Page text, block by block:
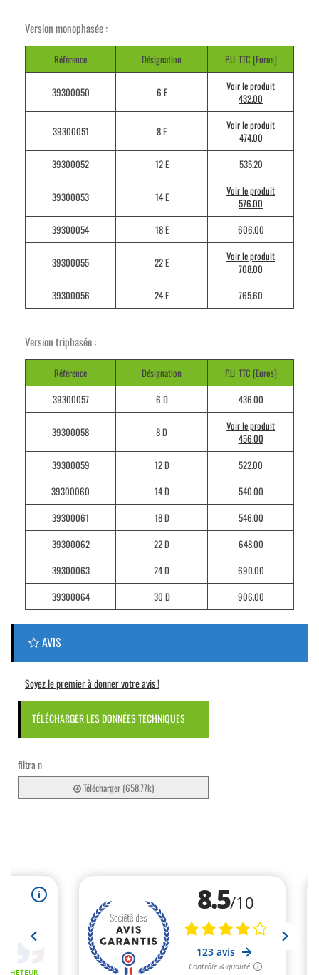
Version monophasée :
Référence Désignation P.U. TTC [Euros]
39300050 6 E
Voir le produit
432.00
39300051 8 E
Voir le produit
474.00
39300052
12 E 535.20
39300053 14 E
Voir le produit
576.00
39300054
18 E 606.00
39300055 22 E
Voir le produit
708.00
39300056
24 E 765.60
Version triphasée :
Référence Désignation
P.U. TTC [Euros]
39300057
6 D 436.00
39300058 8 D
Voir le produit
456.00
39300059
12 D
522.00
39300060
14 D
540.00
39300061
18 D
546.00
39300062
22 D
648.00
39300063
24 D
690.00
39300064
30 D 906.00
AVIS
Soyez le premier à donner votre avis !
TÉLÉCHARGER LES DONNÉES TECHNIQUES
filtra n
Télécharger (658.77k)